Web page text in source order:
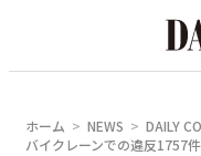
ホーム NEWS
DAILY
バイクレーンでの違反1757